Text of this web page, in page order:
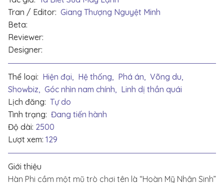
Tran / Editor: Giang Thượng Nguyệt Minh
Beta:
Reviewer:
Designer:
Thể loại: Hiện đại, Hệ thống, Phá án, Võng du,
Showbiz, Góc nhìn nam chính, Linh dị thần quái
Lịch đăng: Tự do
Tình trạng: Đang tiến hành
Độ dài: 2500
Lượt xem: 129
Giới thiệu
Hàn Phi cầm một mũ trò chơi tên là “Hoàn Mỹ Nhân Sinh”